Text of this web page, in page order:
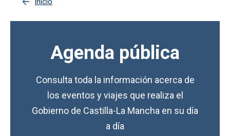
Inicio
Agenda pública
Consulta toda la información acerca de
los eventos y viajes que realiza el
Gobierno de Castilla-La Mancha en su día
a día